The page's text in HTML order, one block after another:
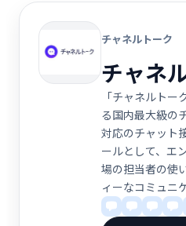
チャネルトーク
チャネ
「チャネルト
る国内最大級の
対応のチャット
ールとして、エ
場の担当者の使
ィーなコミュニ